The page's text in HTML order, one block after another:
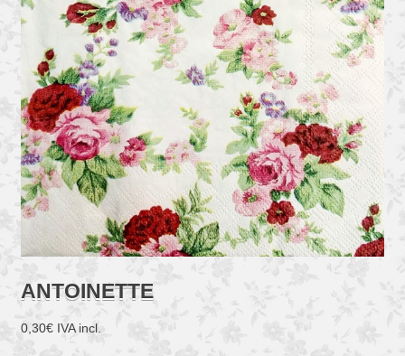
ANTOINETTE
0,30€ IVA incl.